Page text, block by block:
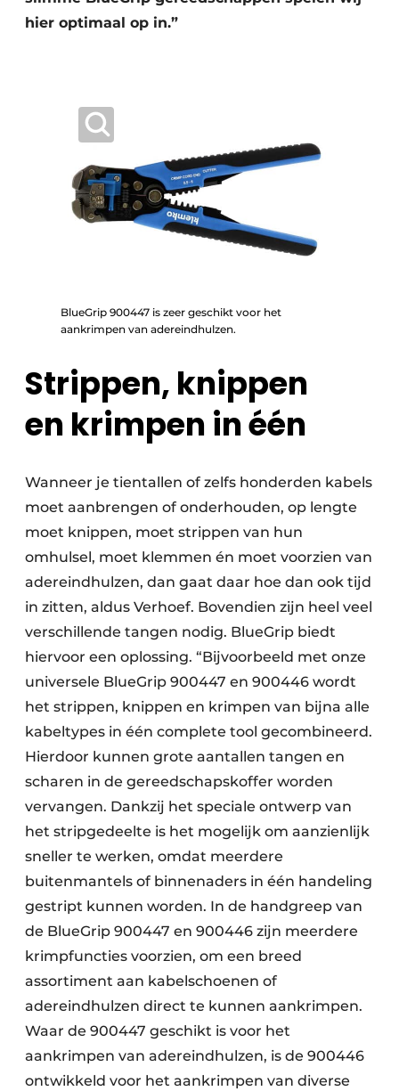
hier optimaal op in.”
BlueGrip 900447 is zeer geschikt voor het
aankrimpen van adereindhulzen.
Strippen, knippen
en krimpen in één
Wanneer je tientallen of zelfs honderden kabels
moet aanbrengen of onderhouden, op lengte
moet knippen, moet strippen van hun
omhulsel, moet klemmen én moet voorzien van
adereindhulzen, dan gaat daar hoe dan ook tijd
in zitten, aldus Verhoef. Bovendien zijn heel veel
verschillende tangen nodig. BlueGrip biedt
hiervoor een oplossing. “Bijvoorbeeld met onze
universele BlueGrip 900447 en 900446 wordt
het strippen, knippen en krimpen van bijna alle
kabeltypes in één complete tool gecombineerd.
Hierdoor kunnen grote aantallen tangen en
scharen in de gereedschapskoffer worden
vervangen. Dankzij het speciale ontwerp van
het stripgedeelte is het mogelijk om aanzienlijk
sneller te werken, omdat meerdere
buitenmantels of binnenaders in één handeling
gestript kunnen worden. In de handgreep van
de BlueGrip 900447 en 900446 zijn meerdere
krimpfuncties voorzien, om een breed
assortiment aan kabelschoenen of
adereindhulzen direct te kunnen aankrimpen.
Waar de 900447 geschikt is voor het
aankrimpen van adereindhulzen, is de 900446
ontwikkeld voor het aankrimpen van diverse